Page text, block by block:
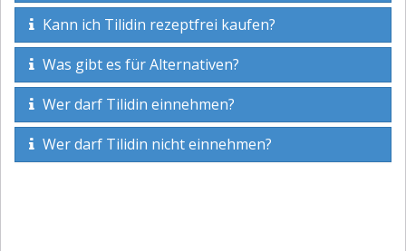
Kann ich Tilidin rezeptfrei kaufen?
Was gibt es für Alternativen?
Wer darf Tilidin einnehmen?
Wer darf Tilidin nicht einnehmen?